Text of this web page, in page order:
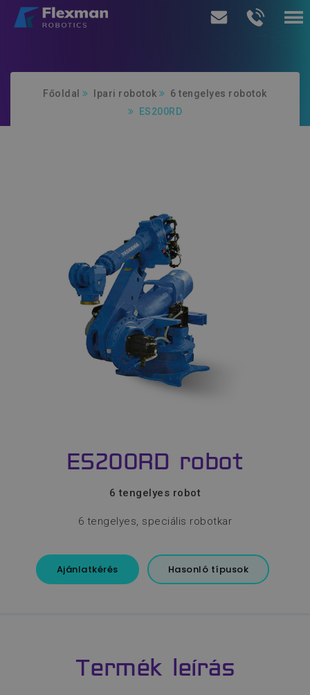
Termékeink
Szolgáltatásaink
Főoldal Ipari robotok
6 tengelyes robotok
ES200RD
ES200RD robot
6 tengelyes robot
6 tengelyes, speciális robotkar
Ajánlatkérés Hasonló típusok
Termék leírás